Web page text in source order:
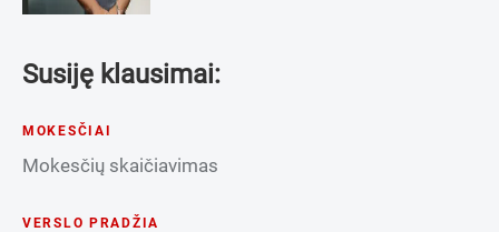
Susiję klausimai:
MOKESČIAI
Mokesčių skaičiavimas
VERSLO PRADŽIA